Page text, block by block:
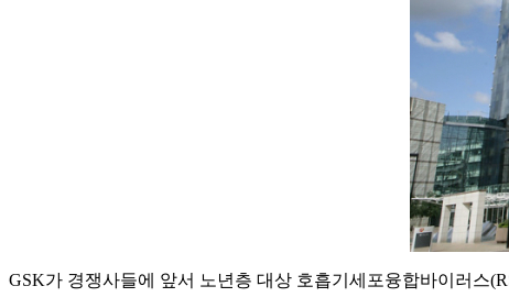
GSK가 경쟁사들에 앞서 노년층 대상 호흡기세포융합바이러스